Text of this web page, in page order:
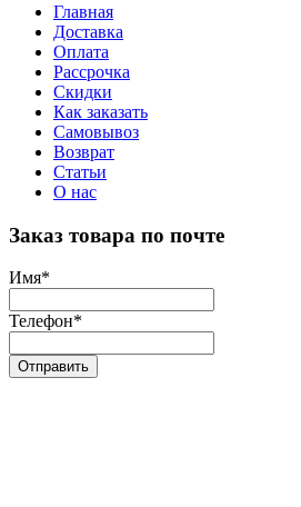
Главная
Доставка
Оплата
Рассрочка
Скидки
Как заказать
Самовывоз
Возврат
Статьи
О нас
Заказ товара по почте
Имя*
Телефон*
Отправить